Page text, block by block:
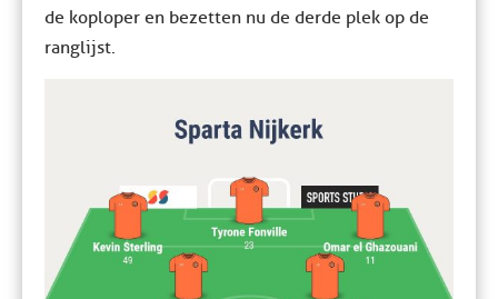
de koploper en bezetten nu de derde plek op de
ranglijst.